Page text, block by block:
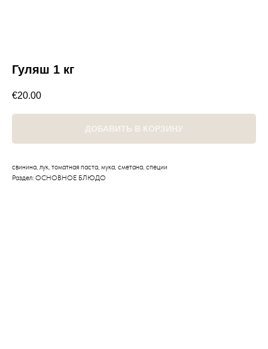
Гуляш 1 кг
€20.00
ДОБАВИТЬ В КОРЗИНУ
свинина, лук, томатная паста, мука, сметана, специи
Раздел: ОСНОВНОЕ БЛЮДО